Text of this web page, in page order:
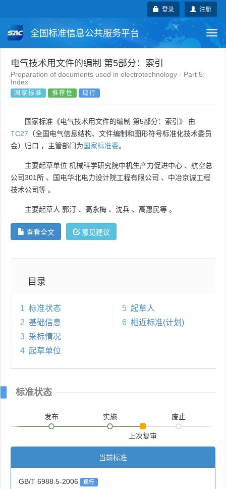
注册
登录
全国标准信息公共服务平台
国家标准 行业标准
团体标准
电气技术用文件的编制 第5部分：索引
Preparation of documents used in electrotechnology - Part 5:
Index
国家标准 推荐性 现行
国家标准《电气技术用文件的编制 第5部分：索引》 由
TC27 （全国电气信息结构、文件编制和图形符号标准化技术委员
会）归口 ，主管部门为国家标准委。
主要起草单位 机械科学研究院中机生产力促进中心 、 航空总
公司301所 、 国电华北电力设计院工程有限公司 、 中冶京诚工程
技术公司等 。
主要起草人 郭汀 、 高永梅 、 沈兵 、 高惠民等 。
查看全文 意见建议
目录
1 标准状态
2 基础信息
3 采标情况
4 起草单位
5 起草人
6 相近标准(计划)
标准状态
发布 实施
上次复审
废止
当前标准
GB/T 6988.5-2006 现行